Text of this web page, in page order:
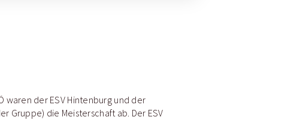
waren der ESV Hintenburg und der
Gruppe) die Meisterschaft ab. Der ESV